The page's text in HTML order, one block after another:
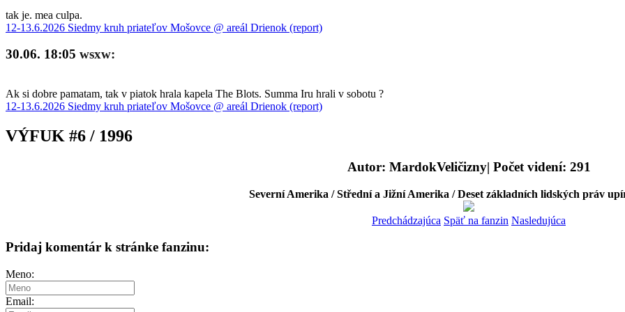
tak je. mea culpa.
12-13.6.2026 Siedmy kruh priateľov Mošovce @ areál Drienok (report)
30.06. 18:05 wsxw:
Ak si dobre pamatam, tak v piatok hrala kapela The Blots. Summa Iru hrali v sobotu ?
12-13.6.2026 Siedmy kruh priateľov Mošovce @ areál Drienok (report)
VÝFUK #6 / 1996
Autor: MardokVeličizny| Počet videní: 291
Severní Amerika / Střední a Jižní Amerika / Deset základních lidských práv
Predchádzajúca Späť na fanzin Nasledujúca
Pridaj komentár k stránke fanzinu:
Meno:
Email: